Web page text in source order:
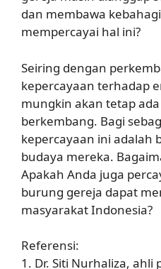
dan membawa
mempercayai hal ini?
Seiring dengan
kepercayaan terhadap
mungkin akan tetap
berkembang. Bagi
kepercayaan ini adalah
budaya mereka.
Apakah Anda juga
burung gereja dapat
masyarakat Indonesia?
Referensi:
1. Dr. Siti Nurhaliza, ahli